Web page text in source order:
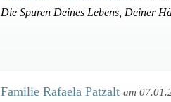
Die Spuren Deines Lebens, Deiner
Familie Rafaela Patzalt am